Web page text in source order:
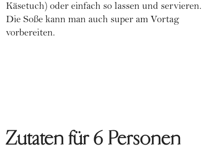
Käsetuch) oder einfach so lassen und servieren.
Die Soße kann man auch super am Vortag
vorbereiten.
Zutaten für 6 Personen